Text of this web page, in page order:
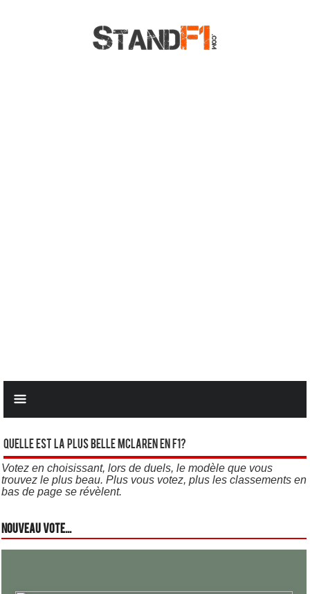
Quelle est la plus belle Mclaren en F1?
Votez en choisissant, lors de duels, le modèle que vous
trouvez le plus beau. Plus vous votez, plus les classements en
bas de page se révèlent.
Nouveau vote...